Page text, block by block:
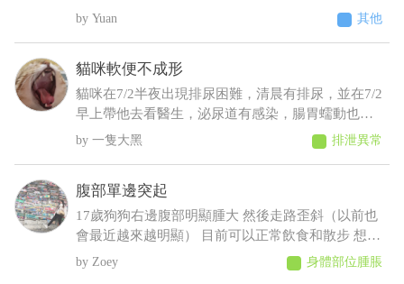
乖睡回去 不吃牠就一直抓門一直來回踱步 我明明晚
上十點才給牠吃過 增加了散步次數 結果好像更糟
都是罐頭加水或羊奶稀釋給牠才會喝 這樣子可能是
什麼疾病呀 建議要做什麼檢查呢
Yuan 其他
貓咪軟便不成形
貓咪在7/2半夜出現排尿困難，清晨有排尿，並在7/2
早上帶他去看醫生，泌尿道有感染，腸胃蠕動也變
慢，目前在吃消炎藥和胃藥，昨日貓咪排便時軟便
但有成型，而今日排便軟便並未成型，貓咪在前陣
成型的
一隻大黑 排泄異常
腹部單邊突起
17歲狗狗右邊腹部明顯腫大 然後走路歪斜（以前也
會最近越來越明顯） 目前可以正常飲食和散步 想請
問可能會是什麼狀況，謝謝
Zoey 身體部位腫脹